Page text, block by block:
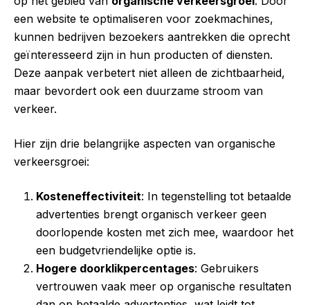
een website te optimaliseren voor zoekmachines,
kunnen bedrijven bezoekers aantrekken die oprecht
geïnteresseerd zijn in hun producten of diensten.
Deze aanpak verbetert niet alleen de zichtbaarheid,
maar bevordert ook een duurzame stroom van
verkeer.
Hier zijn drie belangrijke aspecten van organische
verkeersgroei:
Kosteneffectiviteit: In tegenstelling tot betaalde
advertenties brengt organisch verkeer geen
doorlopende kosten met zich mee, waardoor het
een budgetvriendelijke optie is.
Hogere doorklikpercentages: Gebruikers
vertrouwen vaak meer op organische resultaten